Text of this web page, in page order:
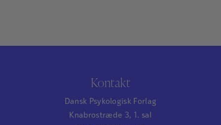
Kontakt
Dansk Psykologisk Forlag
Knabrostræde 3, 1. sal